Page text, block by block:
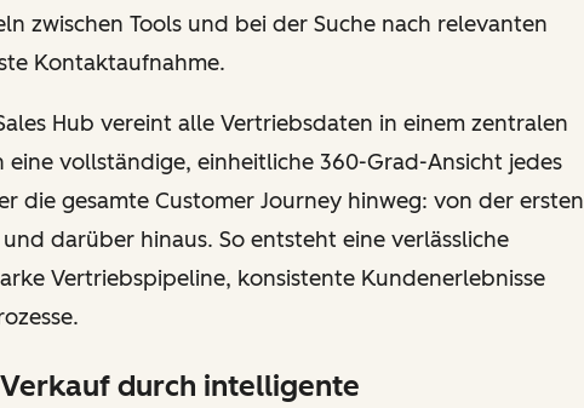
zwischen Tools und bei der Suche nach relevanten
Kontaktaufnahme.
Hub vereint alle Vertriebsdaten in einem zentralen
eine vollständige, einheitliche 360-Grad-Ansicht jedes
die gesamte Customer Journey hinweg: von der ersten
darüber hinaus. So entsteht eine verlässliche
Vertriebspipeline, konsistente Kundenerlebnisse
durch intelligente